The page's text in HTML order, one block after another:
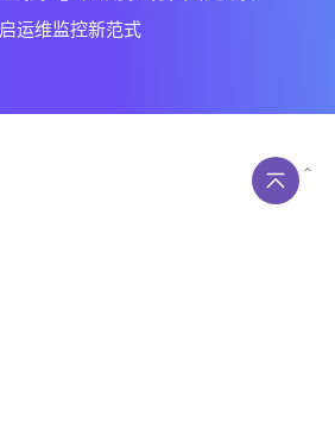
运维监控新范式